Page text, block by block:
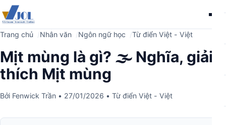
Trang chủ Nhân văn Ngôn ngữ học Từ điển Việt - Việt
Mịt mùng là gì? 🌫️ Nghĩa, giải
thích Mịt mùng
Bởi Fenwick Trần • 27/01/2026 • Từ điển Việt - Việt